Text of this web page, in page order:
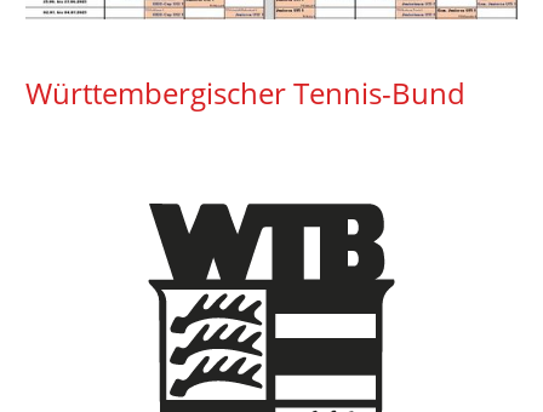
Württembergischer Tennis-Bund